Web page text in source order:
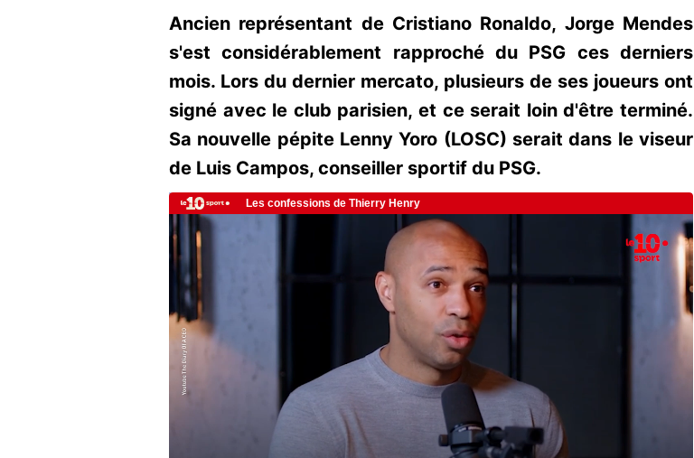
Ancien représentant de Cristiano Ronaldo, Jorge Mendes
s'est considérablement rapproché du PSG ces derniers
mois. Lors du dernier mercato, plusieurs de ses joueurs ont
signé avec le club parisien, et ce serait loin d'être terminé.
Sa nouvelle pépite Lenny Yoro (LOSC) serait dans le viseur
de Luis Campos, conseiller sportif du PSG.